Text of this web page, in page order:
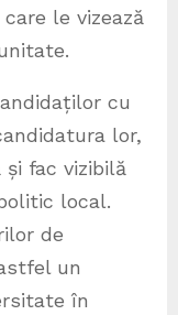
le vizează
cu
lor,
fac vizibilă
local.
de
un
în